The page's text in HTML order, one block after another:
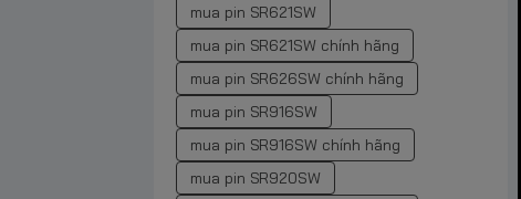
mua pin SR621SW
mua pin SR621SW chính hãng
mua pin SR626SW chính hãng
mua pin SR916SW
mua pin SR916SW chính hãng
mua pin SR920SW